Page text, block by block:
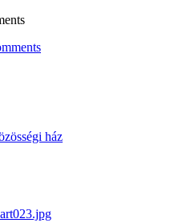
ház